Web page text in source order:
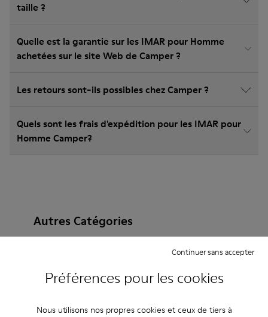
Préférences pour les cookies
Nous utilisons nos propres cookies et ceux de tiers à
Continuer sans accepter
taille ?
Quelle est la garantie sur les IMAR pour Homme
achetées sur le site Web de Camper ?
Les retours sont-ils possibles chez Camper ?
Quels sont les frais d'expédition pour les IMAR pour
Homme Camper?
Autres Catégories
Bottines Non Leather
Ballerines